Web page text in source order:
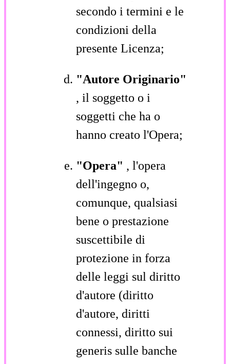
secondo i termini e le
condizioni della
presente Licenza;
"Autore Originario"
, il soggetto o i
soggetti che ha o
hanno creato l'Opera;
"Opera" , l'opera
dell'ingegno o,
comunque, qualsiasi
bene o prestazione
suscettibile di
protezione in forza
delle leggi sul diritto
d'autore (diritto
d'autore, diritti
connessi, diritto sui
generis sulle banche